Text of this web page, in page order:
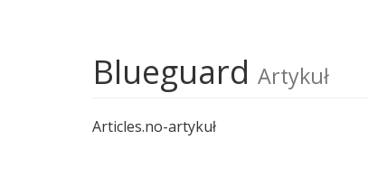
Blueguard Artykuł
Articles.no-artykuł